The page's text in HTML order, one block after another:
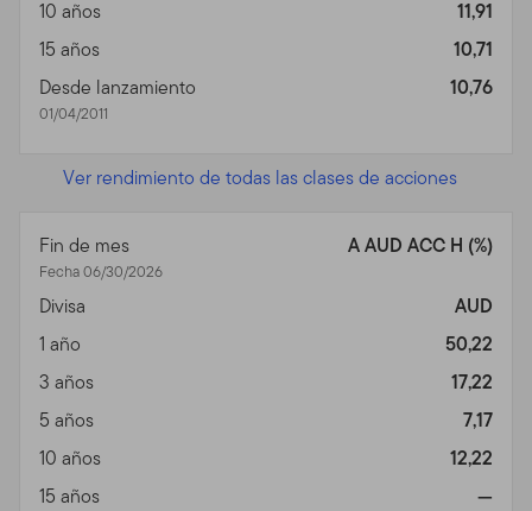
10 años
11,91
15 años
10,71
Desde lanzamiento
01/04/2011
10,76
Ver rendimiento de todas las clases de acciones
Fin de mes
Fecha 06/30/2026
A AUD ACC H (%)
Divisa
AUD
1 año
50,22
3 años
17,22
5 años
7,17
10 años
12,22
15 años
—